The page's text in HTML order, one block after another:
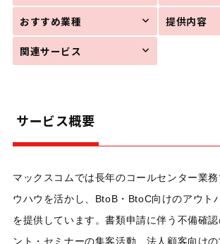
おすすめ業種 提供内容
関連サービス
サービス概要
マックスコムでは長年のコールセンター業
ウハウを活かし、BtoB・BtoC向けのアウト
を提供しています。書類申請に伴う不備確
ント・セミナーの集客活動、法人顧客向け